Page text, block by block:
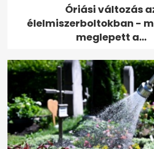
Óriási változás
élelmiszerboltokban -
meglepett a...